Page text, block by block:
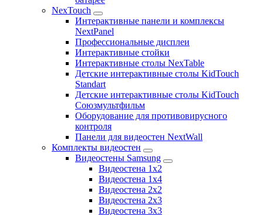
NexTouch
Интерактивные панели и комплексы
NextPanel
Профессиональные дисплеи
Интерактивные стойки
Интерактивные столы NexTable
Детские интерактивные столы KidTouch
Standart
Детские интерактивные столы KidTouch
Союзмультфильм
Оборудование для противовирусного
контроля
Панели для видеостен NextWall
Комплекты видеостен
Видеостены Samsung
Видеостена 1x2
Видеостена 1x4
Видеостена 2x2
Видеостена 2х3
Видеостена 3x3